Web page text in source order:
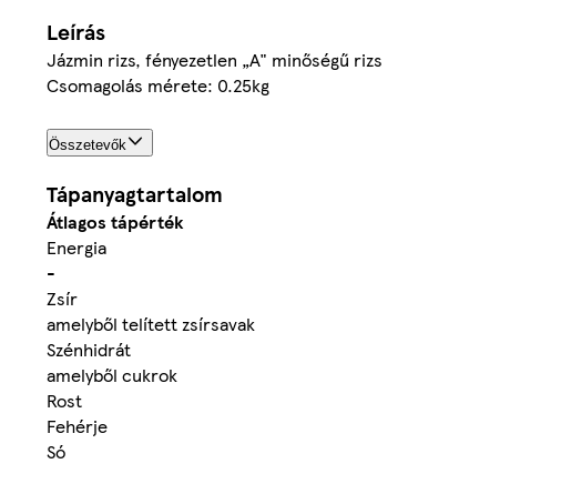
Leírás
Jázmin rizs, fényezetlen „A" minőségű rizs
Csomagolás mérete: 0.25kg
Összetevők
Tápanyagtartalom
Átlagos tápérték
Energia
-
Zsír
amelyből telített zsírsavak
Szénhidrát
amelyből cukrok
Rost
Fehérje
Só